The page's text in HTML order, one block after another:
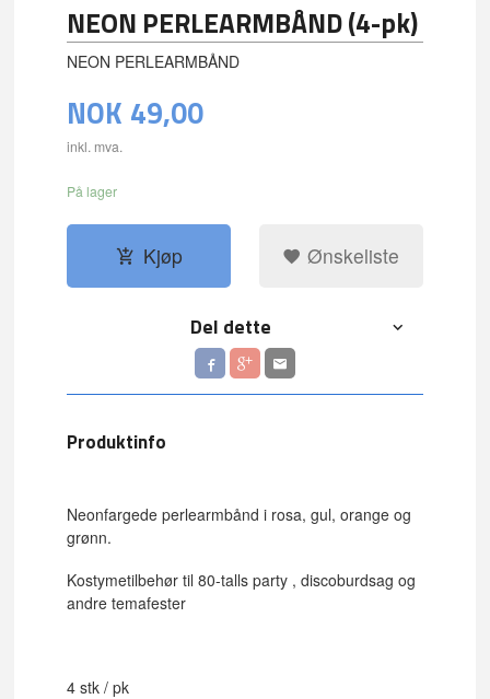
NEON PERLEARMBÅND (4-pk)
NEON PERLEARMBÅND
NOK 49,00
inkl. mva.
På lager
Kjøp Ønskeliste
Del dette
Produktinfo
Neonfargede perlearmbånd i rosa, gul, orange og
grønn.
Kostymetilbehør til 80-talls party , discoburdsag og
andre temafester
4 stk / pk